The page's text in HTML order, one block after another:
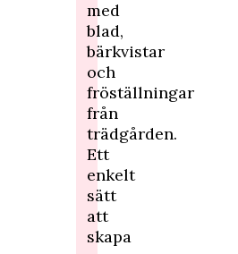
med
blad,
bärkvistar
och
fröställningar
från
trädgården.
Ett
enkelt
sätt
att
skapa